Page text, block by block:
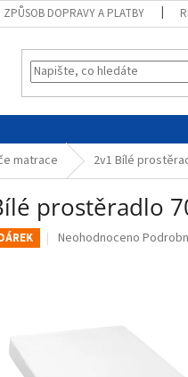
ZPŮSOB DOPRAVY A PLATBY
matrace 2v1 Bílé
prostěradlo
Průměrné
Neohodnoceno